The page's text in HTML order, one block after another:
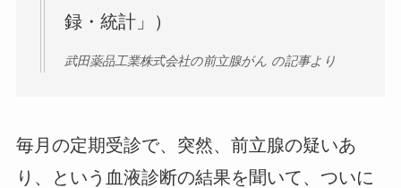
録・統計」）
武田薬品工業株式会社の前立腺がん の記事より
毎月の定期受診で、突然、前立腺の疑いあ
り、という血液診断の結果を聞いて、ついに